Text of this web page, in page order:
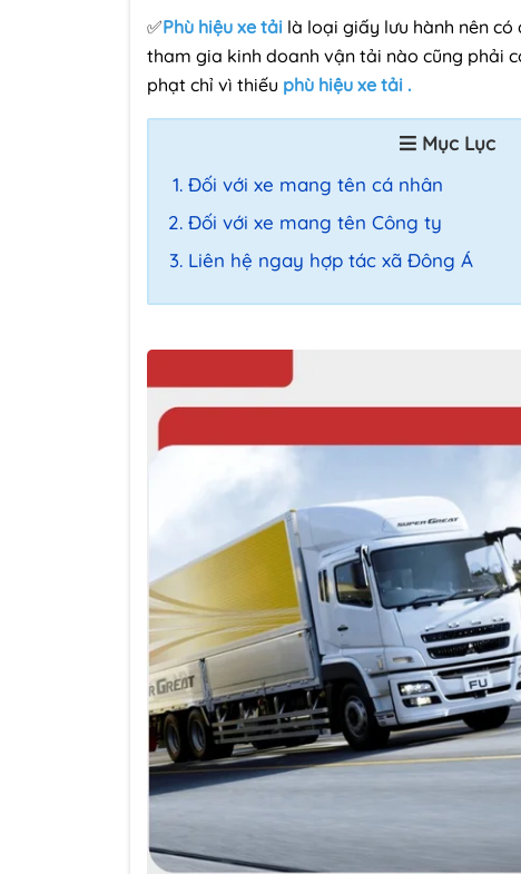
✅Phù hiệu xe tải là loại giấy lưu hành nên
tham gia kinh doanh vận tải nào cũng phải
phạt chỉ vì thiếu phù hiệu xe tải .
Mục Lục
Đối với xe mang tên cá nhân
Đối với xe mang tên Công ty
Liên hệ ngay hợp tác xã Đông Á